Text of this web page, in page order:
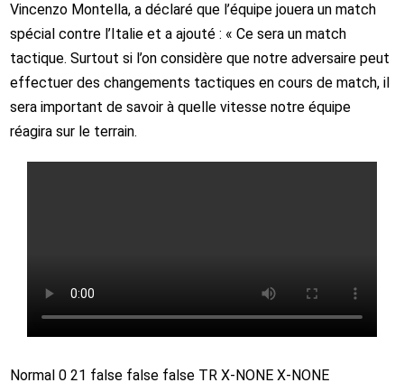
Vincenzo Montella, a déclaré que l’équipe jouera un match
spécial contre l’Italie et a ajouté : « Ce sera un match
tactique. Surtout si l’on considère que notre adversaire peut
effectuer des changements tactiques en cours de match, il
sera important de savoir à quelle vitesse notre équipe
réagira sur le terrain.
Normal 0 21 false false false TR X-NONE X-NONE